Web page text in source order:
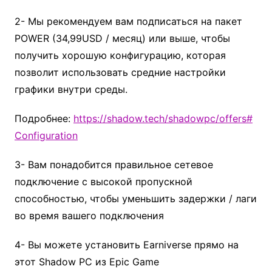
2- Мы рекомендуем вам подписаться на пакет
POWER (34,99USD / месяц) или выше, чтобы
получить хорошую конфигурацию, которая
позволит использовать средние настройки
графики внутри среды.
Подробнее: https://shadow.tech/shadowpc/offers#
Configuration
3- Вам понадобится правильное сетевое
подключение с высокой пропускной
способностью, чтобы уменьшить задержки / лаги
во время вашего подключения
4- Вы можете установить Earniverse прямо на
этот Shadow PC из Epic Game